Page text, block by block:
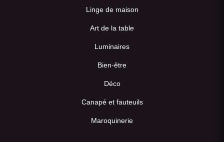
Linge de maison
Art de la table
Luminaires
Bien-être
Déco
Canapé et fauteuils
Maroquinerie